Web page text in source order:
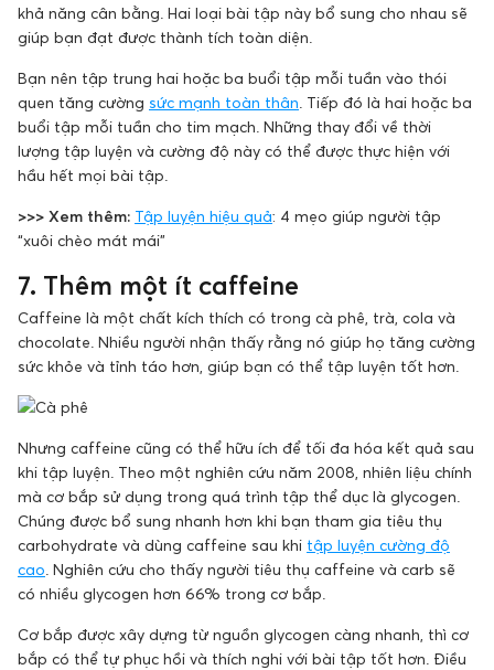
khả năng cân bằng. Hai loại bài tập này bổ sung cho nhau sẽ
giúp bạn đạt được thành tích toàn diện.
Bạn nên tập trung hai hoặc ba buổi tập mỗi tuần vào thói
quen tăng cường sức mạnh toàn thân. Tiếp đó là hai hoặc ba
buổi tập mỗi tuần cho tim mạch. Những thay đổi về thời
lượng tập luyện và cường độ này có thể được thực hiện với
hầu hết mọi bài tập.
>>> Xem thêm: Tập luyện hiệu quả: 4 mẹo giúp người tập
“xuôi chèo mát mái”
7. Thêm một ít caffeine
Caffeine là một chất kích thích có trong cà phê, trà, cola và
chocolate. Nhiều người nhận thấy rằng nó giúp họ tăng cường
sức khỏe và tỉnh táo hơn, giúp bạn có thể tập luyện tốt hơn.
Nhưng caffeine cũng có thể hữu ích để tối đa hóa kết quả sau
khi tập luyện. Theo một nghiên cứu năm 2008, nhiên liệu chính
mà cơ bắp sử dụng trong quá trình tập thể dục là glycogen.
Chúng được bổ sung nhanh hơn khi bạn tham gia tiêu thụ
carbohydrate và dùng caffeine sau khi tập luyện cường độ
cao. Nghiên cứu cho thấy người tiêu thụ caffeine và carb sẽ
có nhiều glycogen hơn 66% trong cơ bắp.
Cơ bắp được xây dựng từ nguồn glycogen càng nhanh, thì cơ
bắp có thể tự phục hồi và thích nghi với bài tập tốt hơn. Điều